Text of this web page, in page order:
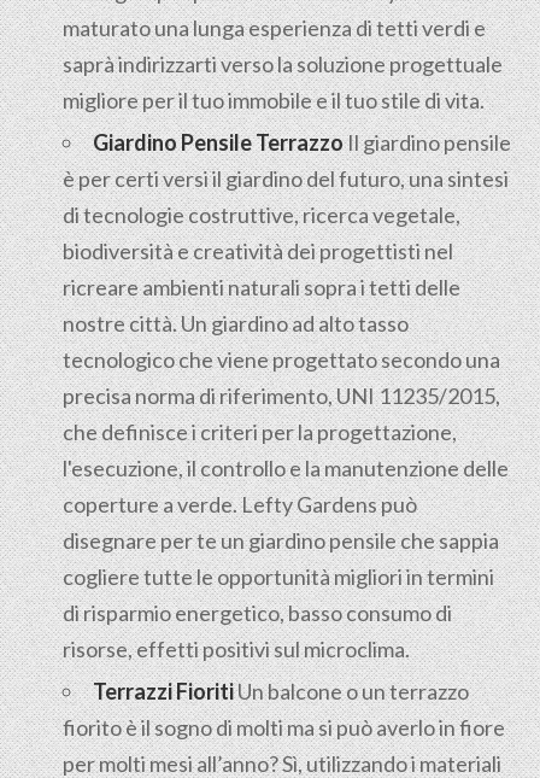
maturato una lunga esperienza di tetti verdi e
saprà indirizzarti verso la soluzione progettuale
migliore per il tuo immobile e il tuo stile di vita.
Giardino Pensile TerrazzoIl giardino pensile
è per certi versi il giardino del futuro, una sintesi
di tecnologie costruttive, ricerca vegetale,
biodiversità e creatività dei progettisti nel
ricreare ambienti naturali sopra i tetti delle
nostre città. Un giardino ad alto tasso
tecnologico che viene progettato secondo una
precisa norma di riferimento, UNI 11235/2015,
che definisce i criteri per la progettazione,
l'esecuzione, il controllo e la manutenzione delle
coperture a verde. Lefty Gardens può
disegnare per te un giardino pensile che sappia
cogliere tutte le opportunità migliori in termini
di risparmio energetico, basso consumo di
risorse, effetti positivi sul microclima.
Terrazzi FioritiUn balcone o un terrazzo
fiorito è il sogno di molti ma si può averlo in fiore
per molti mesi all’anno? Sì, utilizzando i materiali